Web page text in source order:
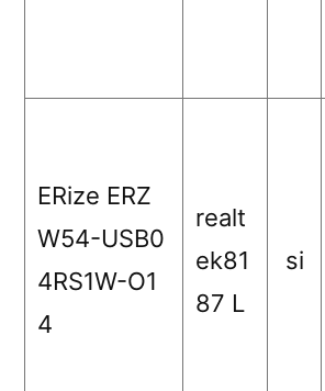
ERize ERZ
W54-USB0
4RS1W-O1
4
realt
ek81
87 L
si